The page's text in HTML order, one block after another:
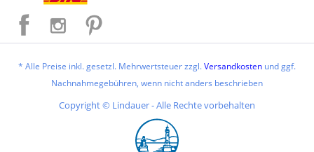
* Alle Preise inkl. gesetzl. Mehrwertsteuer zzgl.Versandkosten und ggf.
Nachnahmegebühren, wenn nicht anders beschrieben
Copyright © Lindauer - Alle Rechte vorbehalten